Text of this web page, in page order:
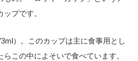
プです。
）。このカップは主に食事用とし
この中によそいで食べています。